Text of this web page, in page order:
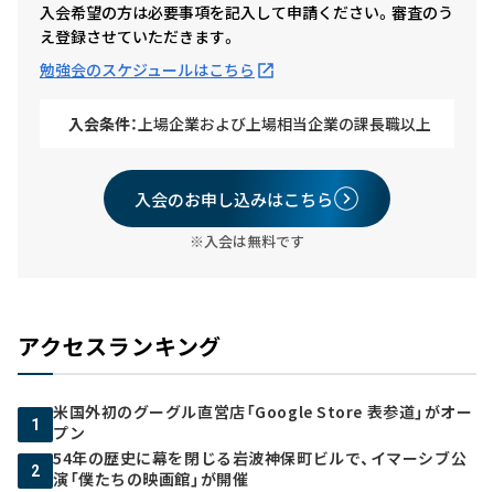
入会希望の方は必要事項を記入して申請ください。審査のう
え登録させていただきます。
勉強会のスケジュールはこちら
入会条件：上場企業および上場相当企業の課長職以上
入会のお申し込みはこちら
※入会は無料です
アクセスランキング
1
米国外初のグーグル直営店「Google Store 表参道」がオー
プン
2
54年の歴史に幕を閉じる岩波神保町ビルで、イマーシブ公
演「僕たちの映画館」が開催